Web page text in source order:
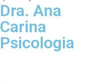
Dra. Ana
Carina
Psicologia